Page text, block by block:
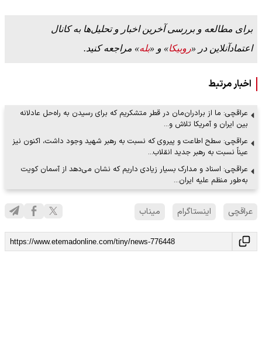
برای مطالعه و بررسی آخرین اخبار و تحلیل‌ها به کانال
اعتمادآنلاین در «روبیکا» و «بله» مراجعه کنید.
اخبار مرتبط
عراقچی: ما از برادران‌مان در قطر متشکریم که برای رسیدن به راه‌حل عادلانه
بین ایران و آمریکا تلاش و…
عراقچی: سطح اطاعت و پیروی که نسبت به رهبر شهید وجود داشت، اکنون نیز
عیناً نسبت به رهبر جدید انقلاب…
عراقچی: اسناد و مدارک بسیار زیادی داریم که نشان می‌دهد از آسمان کویت
به‌طور منظم علیه ایران…
عراقچی اینستاگرام میناب